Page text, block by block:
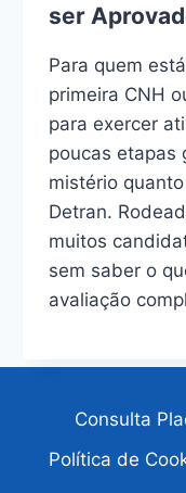
ser
Para quem
primeira CNH
para exercer
poucas etapas
mistério
Detran.
muitos
sem saber o
avaliação
Consulta
Política de